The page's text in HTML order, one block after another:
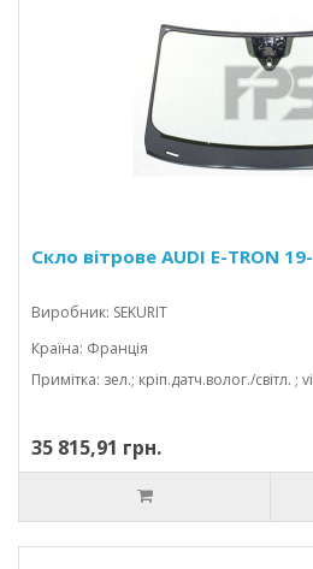
Скло вітрове AUDI E-TRON 19-
Виробник: SEKURIT
Країна: Франція
35 815,91 грн.